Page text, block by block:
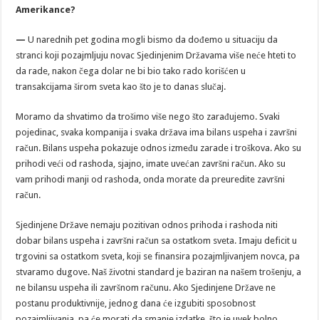
Amerikance?
— U narednih pet godina mogli bismo da dođemo u situaciju da
stranci koji pozajmljuju novac Sjedinjenim Državama više neće hteti to
da rade, nakon čega dolar ne bi bio tako rado korišćen u
transakcijama širom sveta kao što je to danas slučaj.
Moramo da shvatimo da trošimo više nego što zarađujemo. Svaki
pojedinac, svaka kompanija i svaka država ima bilans uspeha i završni
račun. Bilans uspeha pokazuje odnos između zarade i troškova. Ako su
prihodi veći od rashoda, sjajno, imate uvećan završni račun. Ako su
vam prihodi manji od rashoda, onda morate da preuredite završni
račun.
Sjedinjene Države nemaju pozitivan odnos prihoda i rashoda niti
dobar bilans uspeha i završni račun sa ostatkom sveta. Imaju deficit u
trgovini sa ostatkom sveta, koji se finansira pozajmljivanjem novca, pa
stvaramo dugove. Naš životni standard je baziran na našem trošenju, a
ne bilansu uspeha ili završnom računu. Ako Sjedinjene Države ne
postanu produktivnije, jednog dana će izgubiti sposobnost